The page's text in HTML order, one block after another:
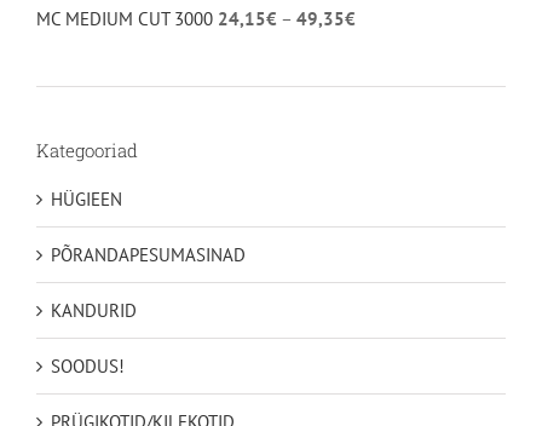
39,90€
MC MEDIUM CUT 3000 24,15€ – 49,35€
Kategooriad
HÜGIEEN
PÕRANDAPESUMASINAD
KANDURID
SOODUS!